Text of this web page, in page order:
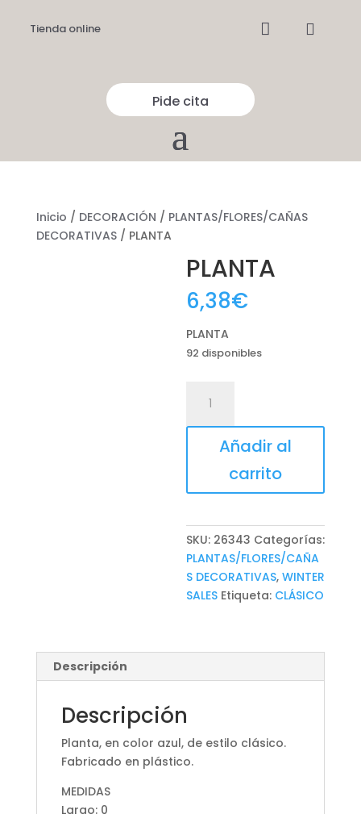
Tienda online  
Pide cita
Inicio / DECORACIÓN / PLANTAS/FLORES/CAÑAS
DECORATIVAS/ PLANTA
PLANTA
6,38€
PLANTA
92 disponibles
cantidad
Añadir al
carrito
SKU: 26343 Categorías:
PLANTAS/FLORES/CAÑA
S DECORATIVAS,WINTER
SALES Etiqueta: CLÁSICO
Descripción
Descripción
Planta, en color azul, de estilo clásico.
Fabricado en plástico.
MEDIDAS
Largo: 0